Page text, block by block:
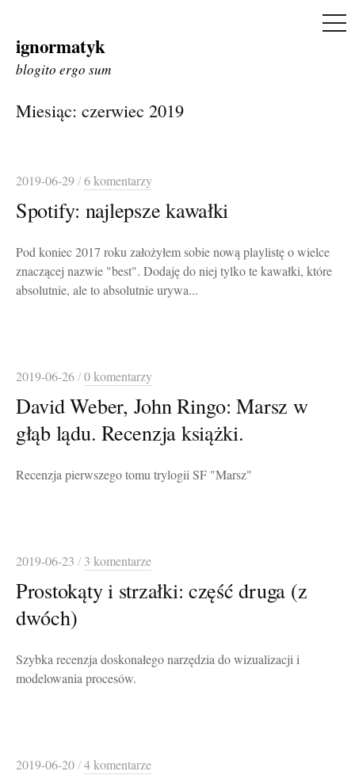
Skip
to
ignormatyk
blogito ergo sum
Miesiąc: czerwiec 2019
2019-06-29/6 komentarzy
Spotify: najlepsze kawałki
Pod koniec 2017 roku założyłem sobie nową playlistę o wielce
znaczącej nazwie "best". Dodaję do niej tylko te kawałki, które
absolutnie, ale to absolutnie urywa...
2019-06-26/0 komentarzy
David Weber, John Ringo: Marsz w
głąb lądu. Recenzja książki.
Recenzja pierwszego tomu trylogii SF "Marsz"
2019-06-23 / 3 komentarze
Prostokąty i strzałki: część druga (z
dwóch)
Szybka recenzja doskonałego narzędzia do wizualizacji i
modelowania procesów.
2019-06-20/4 komentarze